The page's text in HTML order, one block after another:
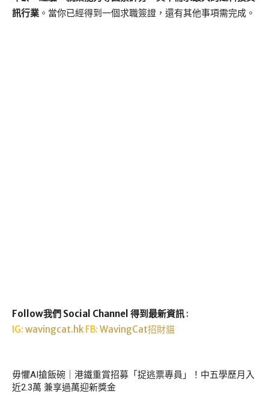
訊行業 。當你已經得到一個求職簽證，還有其他事項需完成。
Follow我們 Social Channel 得到最新資訊 :
IG: wavingcat.hkFB: WavingCat招財貓
毋懼AI搶飯碗｜港鐵重賞招募「捉逃票專員」！中五學歷月入
近2.3萬 兼享過萬迎新獎金